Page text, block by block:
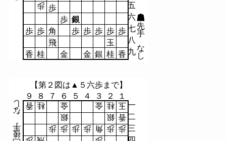
五
六
七
八
九
歩 歩
歩 銀
歩 歩 角 歩 歩 歩 歩 歩
飛
玉
香 桂 金 金 銀 桂 香 し
な
手
先
【第２図は▲５六歩まで】
９
一
８
二
７
三
６ ５ ４ ３ ２ １
香 桂 金 金 桂 玉
銀
銀 香
歩 歩 歩 歩 角 歩 歩
し
な
手
後